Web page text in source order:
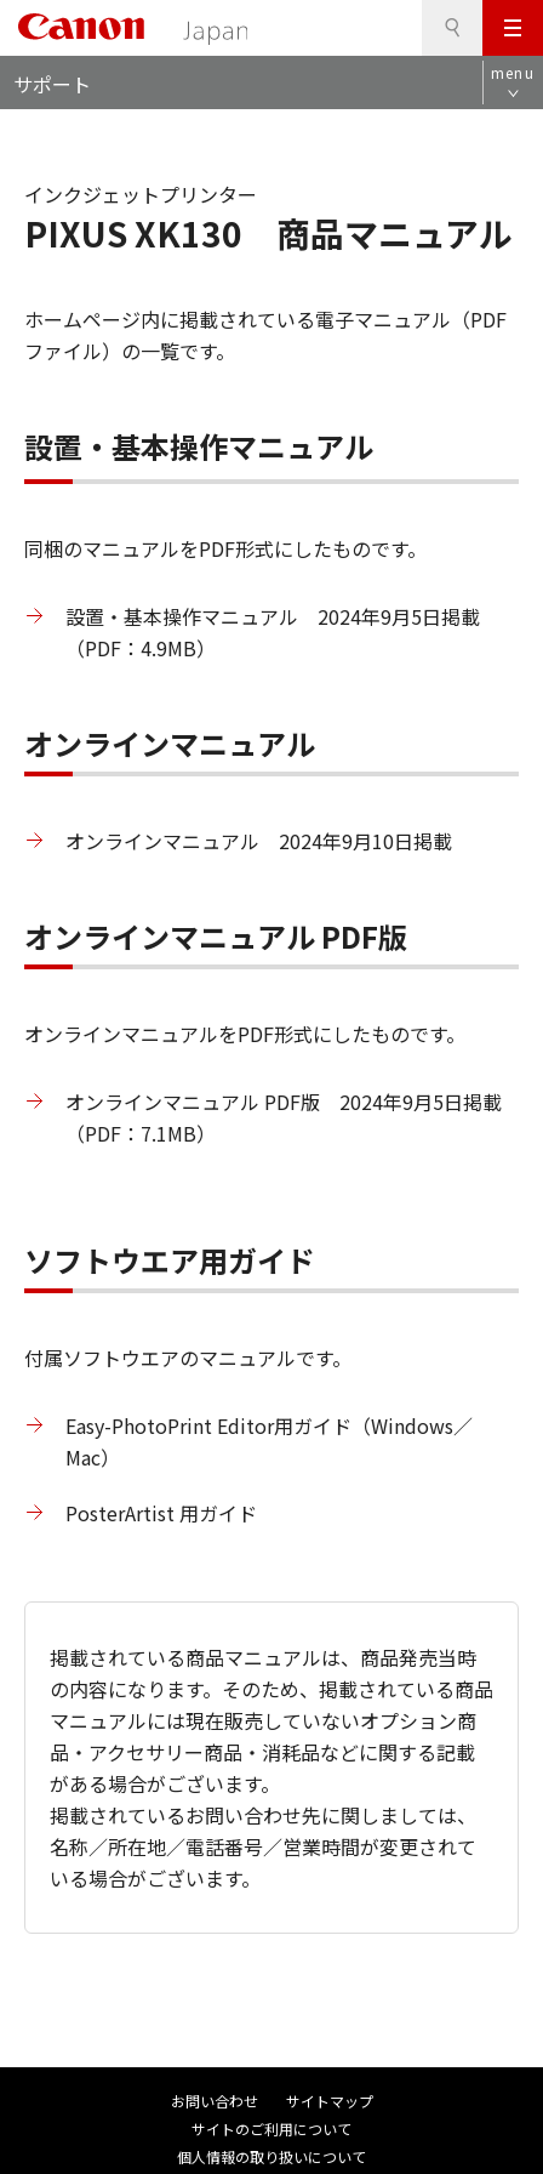
メ
ニ
ュ
サポート menu
PIXUS XK130 商品マニュアル
インクジェットプリンター
ホームページ内に掲載されている電子マニュアル（PDF
ファイル）の一覧です。
設置・基本操作マニュアル
同梱のマニュアルをPDF形式にしたものです。
設置・基本操作マニュアル 2024年9月5日掲載
（PDF：4.9MB）
オンラインマニュアル
オンラインマニュアル 2024年9月10日掲載
オンラインマニュアル PDF版
オンラインマニュアルをPDF形式にしたものです。
オンラインマニュアル PDF版 2024年9月5日掲載
（PDF：7.1MB）
ソフトウエア用ガイド
付属ソフトウエアのマニュアルです。
Easy-PhotoPrint Editor用ガイド（Windows／
Mac）
PosterArtist 用ガイド
掲載されている商品マニュアルは、商品発売当時
の内容になります。そのため、掲載されている商品
マニュアルには現在販売していないオプション商
品・アクセサリー商品・消耗品などに関する記載
がある場合がございます。
掲載されているお問い合わせ先に関しましては、
名称／所在地／電話番号／営業時間が変更されて
いる場合がございます。
お問い合わせ
サイトマップ
サイトのご利用について
個人情報の取り扱いについて